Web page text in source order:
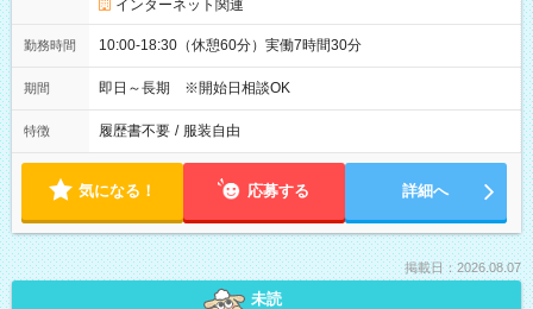
インターネット関連
勤務時間 10:00-18:30（休憩60分）実働7時間30分
期間 即日～長期 ※開始日相談OK
特徴 履歴書不要 / 服装自由
気になる！ 応募する 詳細へ
掲載日：2026.08.07
未読